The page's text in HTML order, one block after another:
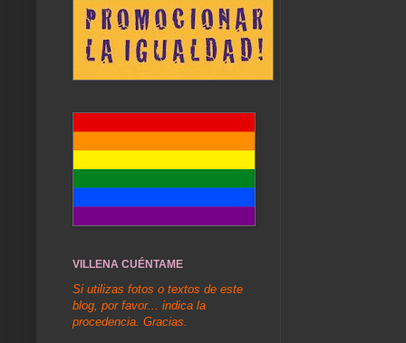
VILLENA CUÉNTAME
Si utilizas fotos o textos de este
blog, por favor... indica la
procedencia. Gracias.